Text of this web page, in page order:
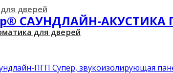
дверей
для дверей
САУНДЛАЙН-АКУСТИКА